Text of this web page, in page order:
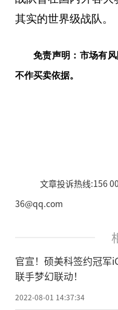
其实的世界级战队。
免责声明：市场有
不作买卖依据。
文章投诉热线:156
36@qq.com
官宣！硕美科签约冠军
联手梦幻联动！
2022-08-01 14:37:34